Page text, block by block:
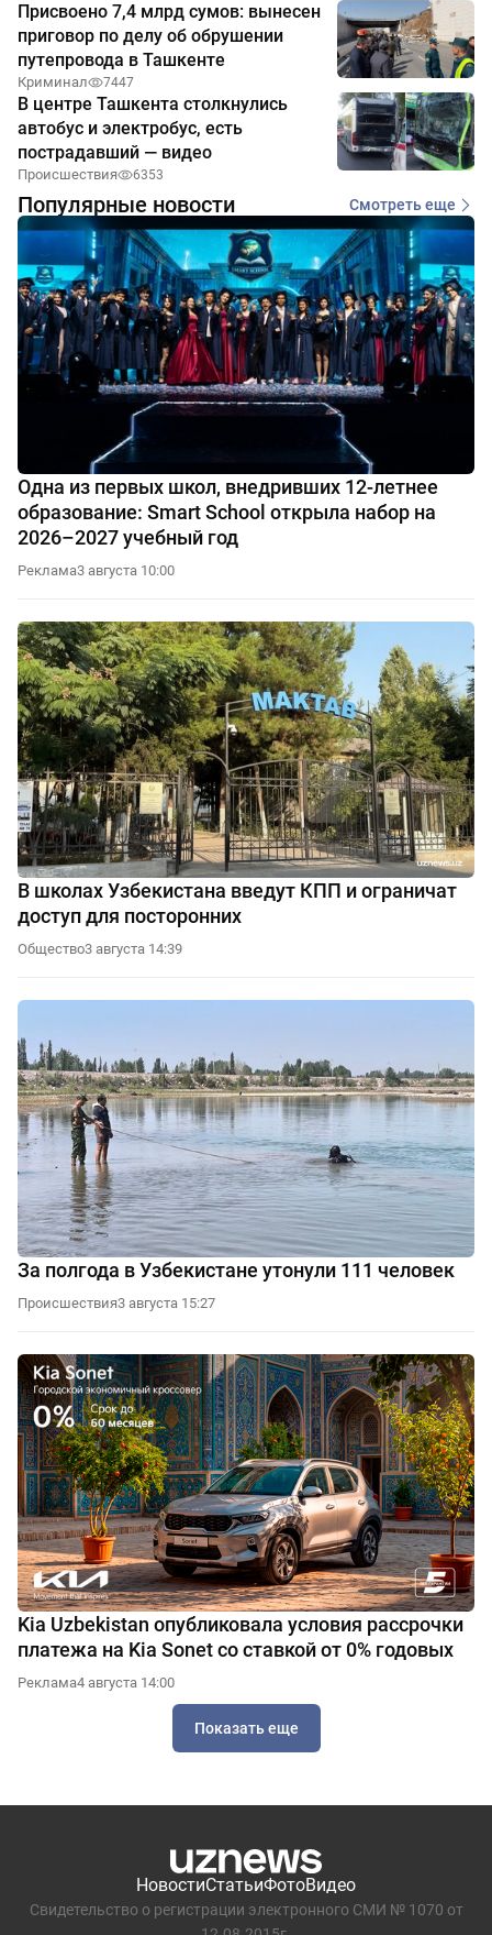
Присвоено 7,4 млрд сумов: вынесен
приговор по делу об обрушении
путепровода в Ташкенте
Криминал 7447
В центре Ташкента столкнулись
автобус и электробус, есть
пострадавший — видео
Происшествия 6353
Популярные новости Смотреть еще
Одна из первых школ, внедривших 12-летнее
образование: Smart School открыла набор на
2026–2027 учебный год
Реклама3 августа 10:00
В школах Узбекистана введут КПП и ограничат
доступ для посторонних
Общество3 августа 14:39
За полгода в Узбекистане утонули 111 человек
Происшествия3 августа 15:27
Kia Uzbekistan опубликовала условия рассрочки
платежа на Kia Sonet со ставкой от 0% годовых
Реклама4 августа 14:00
Показать еще
НовостиСтатьиФотоВидео
Свидетельство о регистрации электронного СМИ № 1070 от